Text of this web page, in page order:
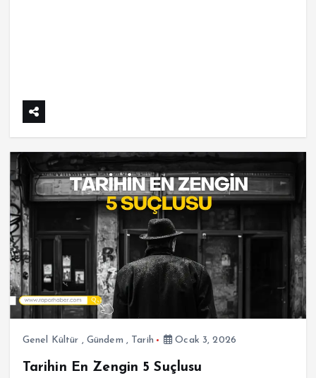
Genel Kültür , Gündem , Tarih Ocak 3, 2026
Tarihin En Zengin 5 Suçlusu